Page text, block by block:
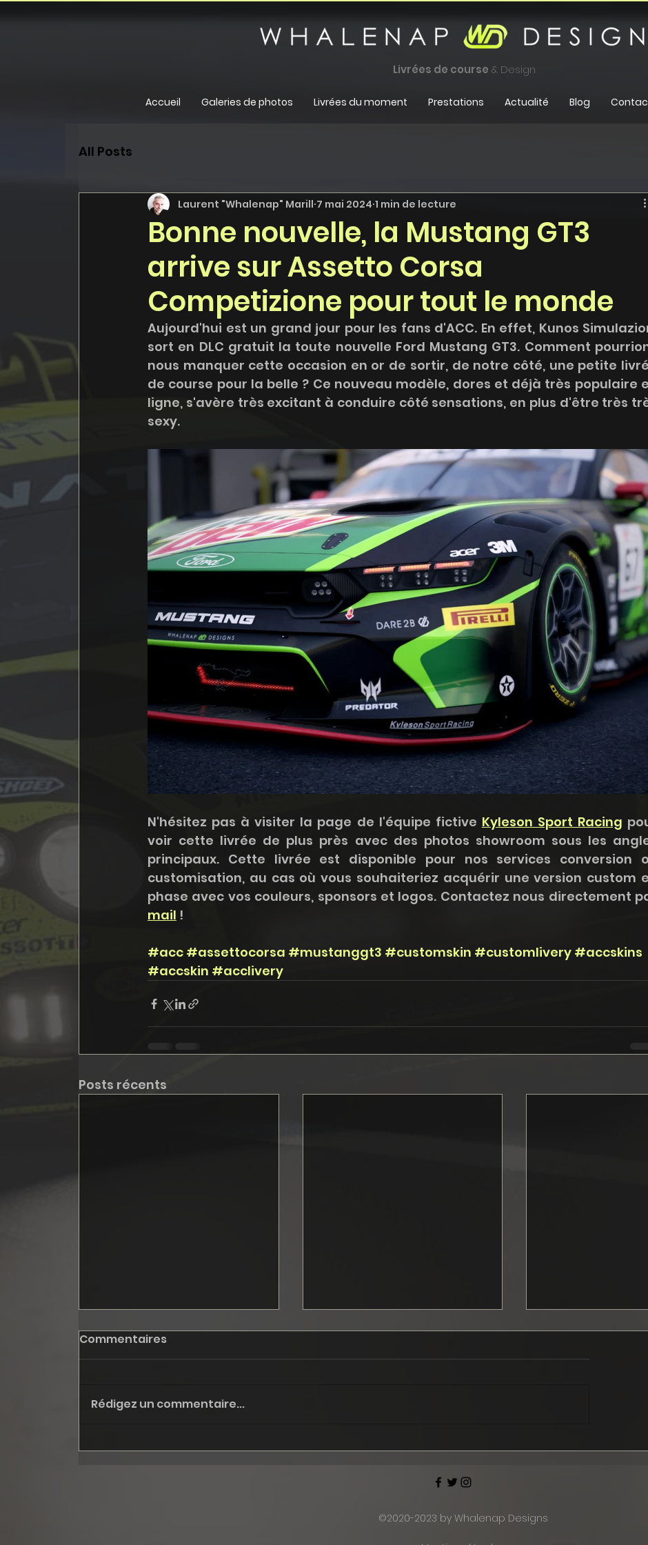
Livrées de course & Design
Accueil Galeries de photos Livrées du moment Prestations Actualité Blog
All Posts
Bonne nouvelle, la Mustang GT3
arrive sur Assetto Corsa
Competizione pour tout le monde
Laurent "Whalenap" Marill 7 mai 2024 1 min de lecture
Aujourd'hui est un grand jour pour les fans d'ACC. En effet, Kunos
sort en DLC gratuit la toute nouvelle Ford Mustang GT3. Comment
nous manquer cette occasion en or de sortir, de notre côté, une petite
de course pour la belle ? Ce nouveau modèle, dores et déjà très populaire
ligne, s'avère très excitant à conduire côté sensations, en plus d'être très
sexy.
N'hésitez pas à visiter la page de l'équipe fictive Kyleson Sport Racing
voir cette livrée de plus près avec des photos showroom sous les
principaux. Cette livrée est disponible pour nos services conversion
customisation, au cas où vous souhaiteriez acquérir une version custom
mail !
#acc #assettocorsa #mustanggt3 #customskin #customlivery #accskins
#accskin #acclivery
Posts récents
Les news de septembre :
Ford Mustang
Commentaires
Rédigez un commentaire...
©2020-2023 by Whalenap Designs